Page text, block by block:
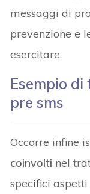
messaggi di
prevenzione e
esercitare.
Esempio
pre sms
Occorre infine
coinvolti nel
specifici